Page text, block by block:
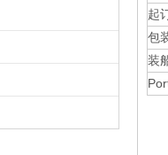
起
包
装